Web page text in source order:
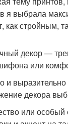
я выбрала
как стройным,
декор —
или
и
декора
или особый